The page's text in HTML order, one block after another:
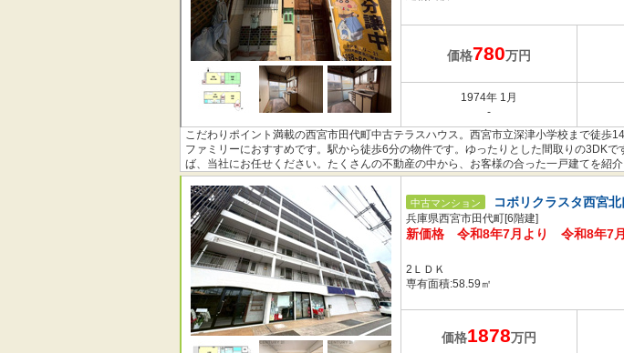
価格780万円
1974年 1月
-
こだわりポイント満載の西宮市田代町中古テラスハウス。西宮市立深津小学校まで徒歩
ファミリーにおすすめです。駅から徒歩6分の物件です。ゆったりとした間取りの3DKで
ば、当社にお任せください。たくさんの不動産の中から、お客様の合った一戸建てを紹介
中古マンション コボリクラスタ西宮北
兵庫県西宮市田代町[6階建]
新価格 令和8年7月より 令和8年7
2ＬＤＫ
専有面積:58.59㎡
価格1878万円